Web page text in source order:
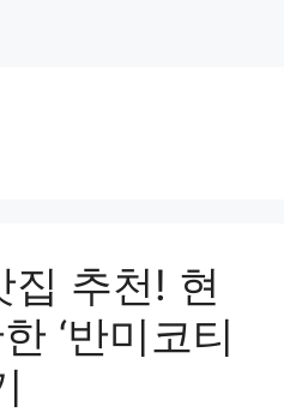
집 추천! 현
‘반미코티